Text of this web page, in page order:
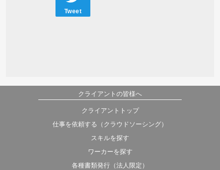
Tweet
クライアントの皆様へ
クライアントトップ
仕事を依頼する（クラウドソーシング）
スキルを探す
ワーカーを探す
各種書類発行（法人限定）